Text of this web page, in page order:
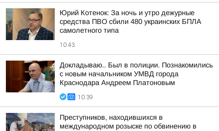
Юрий Котенок: За ночь и утро дежурные
средства ПВО сбили 480 украинских БПЛА
самолетного типа
10:43
Докладываю.. Был в полиции. Познакомились
с новым начальником УМВД города
Краснодара Андреем Платоновым
10:39
Преступников, находившихся в
международном розыске по обвинению в